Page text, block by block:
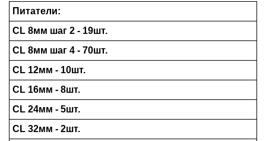
Питатели:
CL 8мм шаг 2 - 19шт.
CL 8мм шаг 4 - 70шт.
CL 12мм - 10шт.
CL 16мм - 8шт.
CL 24мм - 5шт.
CL 32мм - 2шт.